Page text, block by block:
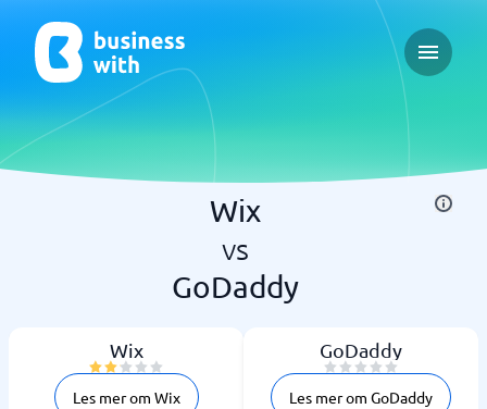
Open
Wix
vs
GoDaddy
Wix
Les mer om Wix
GoDaddy
Les mer om GoDaddy